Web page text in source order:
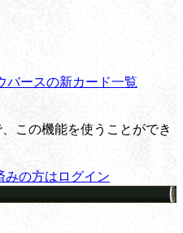
バースの新カード一覧
この機能を使うことができ
みの方はログイン